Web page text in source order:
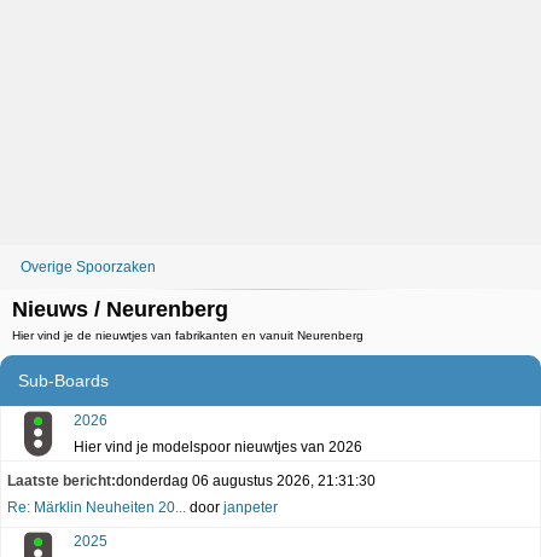
Overige Spoorzaken
Nieuws / Neurenberg
Hier vind je de nieuwtjes van fabrikanten en vanuit Neurenberg
Sub-Boards
2026
Hier vind je modelspoor nieuwtjes van 2026
Laatste bericht:donderdag 06 augustus 2026, 21:31:30
Re: Märklin Neuheiten 20... door janpeter
2025